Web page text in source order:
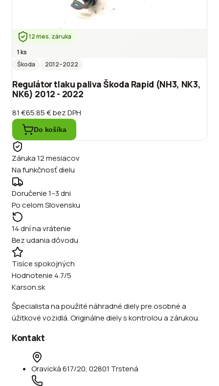
12 mes. záruka
1 ks
Škoda
2012–2022
Regulátor tlaku paliva Škoda Rapid (NH3, NK3,
NK6) 2012 - 2022
81 €65.85 €bez DPH
Do košíka
Záruka 12 mesiacov
Na funkčnosť dielu
Doručenie 1–3 dni
Po celom Slovensku
14 dní na vrátenie
Bez udania dôvodu
Tisíce spokojných
Hodnotenie 4.7/5
Karson.sk
Špecialista na použité náhradné diely pre osobné a
úžitkové vozidlá. Originálne diely s kontrolou a zárukou.
Kontakt
Oravická 617/20, 02801 Trstená